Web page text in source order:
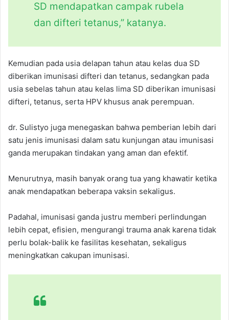
SD mendapatkan campak rubela
dan difteri tetanus,” katanya.
Kemudian pada usia delapan tahun atau kelas dua SD
diberikan imunisasi difteri dan tetanus, sedangkan pada
usia sebelas tahun atau kelas lima SD diberikan imunisasi
difteri, tetanus, serta HPV khusus anak perempuan.
dr. Sulistyo juga menegaskan bahwa pemberian lebih dari
satu jenis imunisasi dalam satu kunjungan atau imunisasi
ganda merupakan tindakan yang aman dan efektif.
Menurutnya, masih banyak orang tua yang khawatir ketika
anak mendapatkan beberapa vaksin sekaligus.
Padahal, imunisasi ganda justru memberi perlindungan
lebih cepat, efisien, mengurangi trauma anak karena tidak
perlu bolak-balik ke fasilitas kesehatan, sekaligus
meningkatkan cakupan imunisasi.